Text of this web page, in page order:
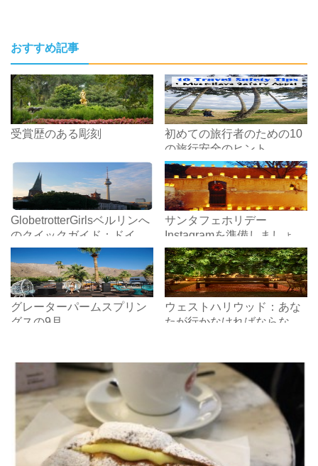
おすすめ記事
受賞歴のある彫刻
初めての旅行者のための10
の旅行安全のヒント
GlobetrotterGirlsベルリンへ
のクイックガイド：ドイツ
の首都の概要
サンタフェホリデー
Instagramを準備しましょ
う！
グレーターパームスプリン
グスの9月
ウェストハリウッド：あな
たが行かなければならない